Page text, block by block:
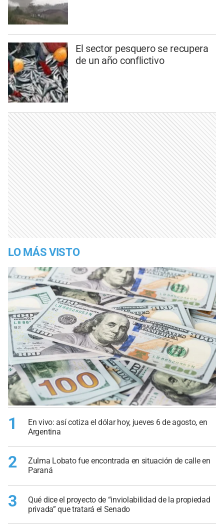
El sector pesquero se recupera
de un año conflictivo
LO MÁS VISTO
1
En vivo: así cotiza el dólar hoy, jueves 6 de agosto, en
Argentina
2
Zulma Lobato fue encontrada en situación de calle en
Paraná
3
Qué dice el proyecto de “inviolabilidad de la propiedad
privada” que tratará el Senado